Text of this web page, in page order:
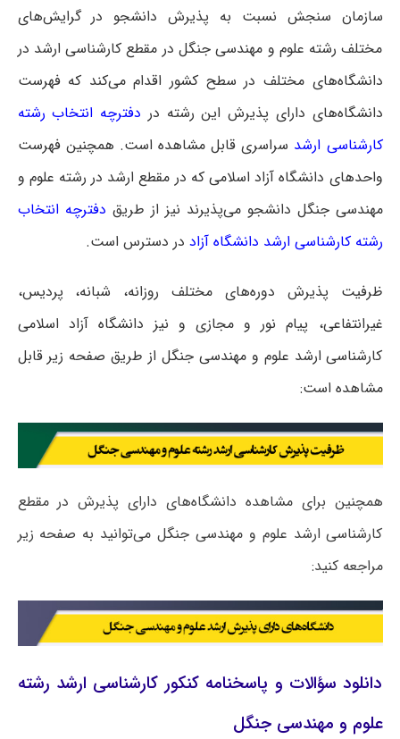
سازمان سنجش نسبت به پذیرش دانشجو در گرایش‌های
مختلف رشته علوم و مهندسی جنگل در مقطع کارشناسی ارشد در
دانشگاه‌های مختلف در سطح کشور اقدام می‌کند که فهرست
دانشگاه‌های دارای پذیرش این رشته در دفترچه انتخاب رشته
کارشناسی ارشد سراسریقابل مشاهده است. همچنین فهرست
واحدهای دانشگاه آزاد اسلامی که در مقطع ارشد در رشته علوم و
مهندسی جنگل دانشجو می‌پذیرند نیز از طریق دفترچه انتخاب
رشته کارشناسی ارشد دانشگاه آزاد در دسترس است.
ظرفیت پذیرش دوره‌های مختلف روزانه، شبانه، پردیس،
غیرانتفاعی، پیام نور و مجازی و نیز دانشگاه آزاد اسلامی
کارشناسی ارشد علوم و مهندسی جنگل از طریق صفحه زیر قابل
مشاهده است:
همچنین برای مشاهده دانشگاه‌های دارای پذیرش در مقطع
کارشناسی ارشد علوم و مهندسی جنگل می‌توانید به صفحه زیر
مراجعه کنید:
دانلود سؤالات و پاسخنامه کنکور کارشناسی ارشد رشته
علوم و مهندسی جنگل